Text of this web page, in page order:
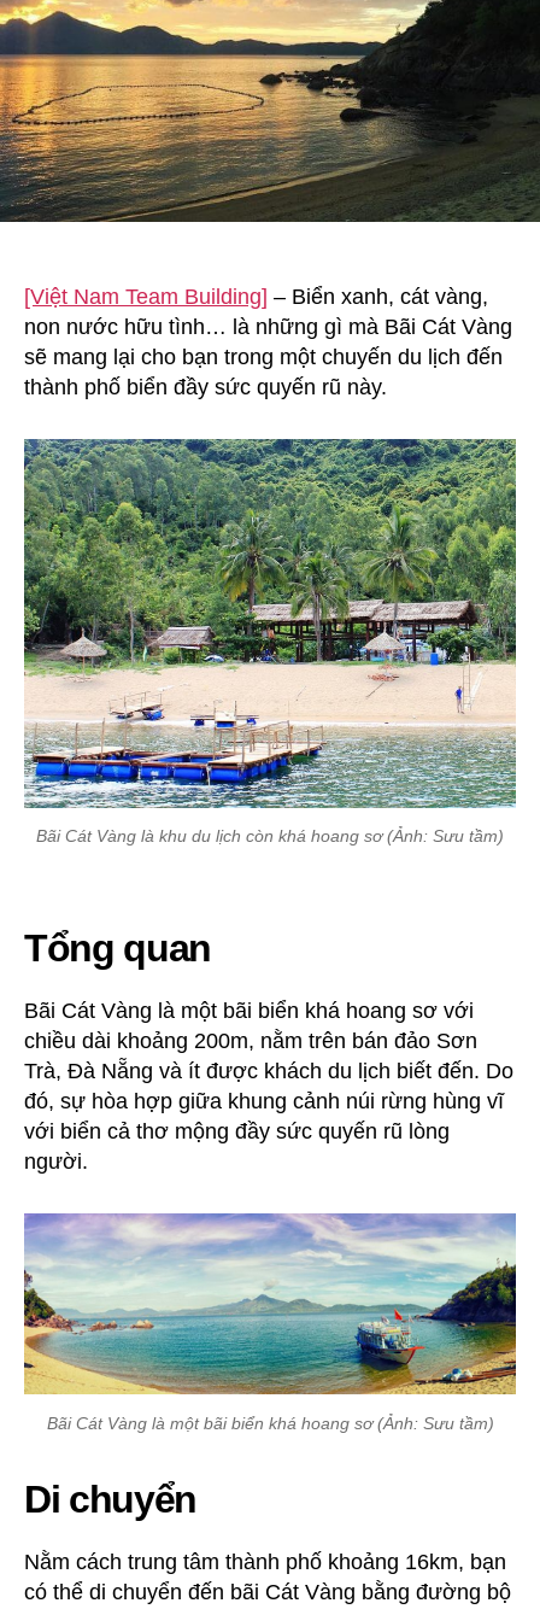
Đà
Nẵng
[Việt Nam Team Building] – Biển xanh, cát vàng,
non nước hữu tình… là những gì mà Bãi Cát Vàng
sẽ mang lại cho bạn trong một chuyến du lịch đến
thành phố biển đầy sức quyến rũ này.
Bãi Cát Vàng là khu du lịch còn khá hoang sơ (Ảnh: Sưu tầm)
Tổng quan
Bãi Cát Vàng là một bãi biển khá hoang sơ với
chiều dài khoảng 200m, nằm trên bán đảo Sơn
Trà, Đà Nẵng và ít được khách du lịch biết đến. Do
đó, sự hòa hợp giữa khung cảnh núi rừng hùng vĩ
với biển cả thơ mộng đầy sức quyến rũ lòng
người.
Bãi Cát Vàng là một bãi biển khá hoang sơ (Ảnh: Sưu tầm)
Di chuyển
Nằm cách trung tâm thành phố khoảng 16km, bạn
có thể di chuyển đến bãi Cát Vàng bằng đường bộ